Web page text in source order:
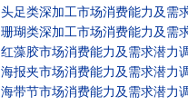
头足类深加工市场消费能力及需
珊瑚类深加工市场消费能力及需
红藻胶市场消费能力及需求潜力
海报夹市场消费能力及需求潜力
海带节市场消费能力及需求潜力